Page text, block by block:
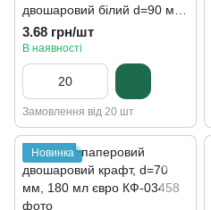
двошаровий білий d=90 мм,
450 мл
3.68 грн/шт
В наявності
Замовлення від 20 шт
Новинка